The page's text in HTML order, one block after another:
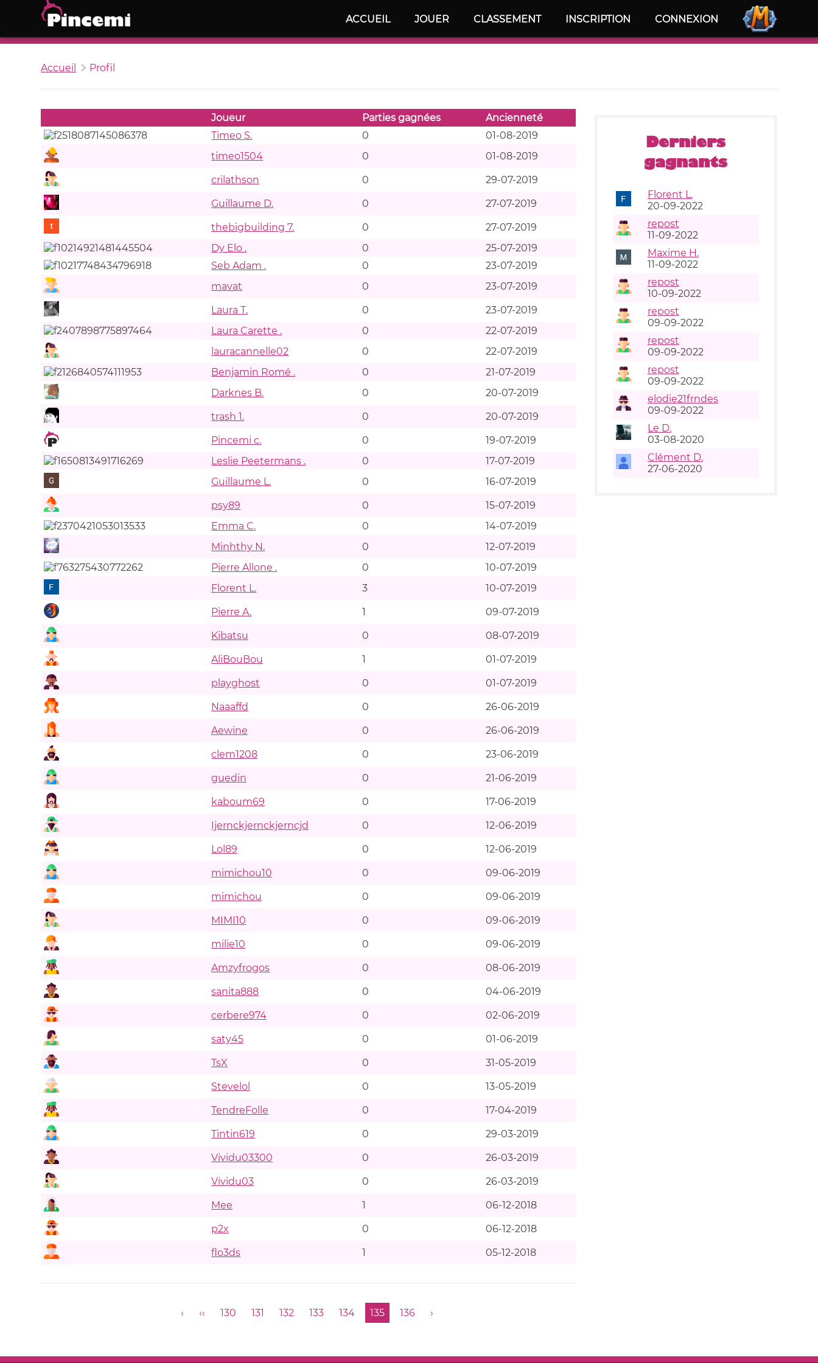
ACCUEIL JOUER CLASSEMENT INSCRIPTION CONNEXION
Accueil Profil
Derniers
gagnants
Florent L.
20-09-2022
repost
11-09-2022
Maxime H.
11-09-2022
repost
10-09-2022
repost
09-09-2022
repost
09-09-2022
repost
09-09-2022
elodie21frndes
09-09-2022
Le D.
03-08-2020
Clément D.
27-06-2020
Joueur Parties gagnées
Ancienneté
Timeo S.
0
01-08-2019
timeo1504
0 01-08-2019
crilathson 0 29-07-2019
Guillaume D. 0 27-07-2019
thebigbuilding 7. 0
27-07-2019
Dy Elo .
0
25-07-2019
Seb Adam .
0
23-07-2019
mavat
0 23-07-2019
Laura T. 0
23-07-2019
Laura Carette .
0
22-07-2019
lauracannelle02
0
22-07-2019
Benjamin Romé .
0
21-07-2019
Darknes B.
0 20-07-2019
trash 1. 0 20-07-2019
Pincemi c. 0
19-07-2019
Leslie Peetermans .
0
17-07-2019
Guillaume L.
0 16-07-2019
psy89 0
15-07-2019
Emma C.
0
14-07-2019
Minhthy N.
0
12-07-2019
Pierre Allone .
0
10-07-2019
Florent L.
3 10-07-2019
Pierre A. 1 09-07-2019
Kibatsu 0 08-07-2019
AliBouBou 1 01-07-2019
playghost 0 01-07-2019
Naaaffd 0 26-06-2019
Aewine 0 26-06-2019
clem1208 0 23-06-2019
guedin 0 21-06-2019
kaboum69 0 17-06-2019
Ijernckjernckjerncjd 0 12-06-2019
Lol89 0 12-06-2019
mimichou10 0 09-06-2019
mimichou 0 09-06-2019
MIMI10 0 09-06-2019
milie10 0 09-06-2019
Amzyfrogos 0 08-06-2019
sanita888 0 04-06-2019
cerbere974 0 02-06-2019
saty45 0 01-06-2019
TsX 0 31-05-2019
Stevelol 0 13-05-2019
TendreFolle 0 17-04-2019
Tintin619 0 29-03-2019
Vividu03300 0 26-03-2019
Vividu03 0 26-03-2019
Mee 1 06-12-2018
p2x 0 06-12-2018
flo3ds 1 05-12-2018
‹ ‹‹ 130 131 132 133 134 135 136 ›